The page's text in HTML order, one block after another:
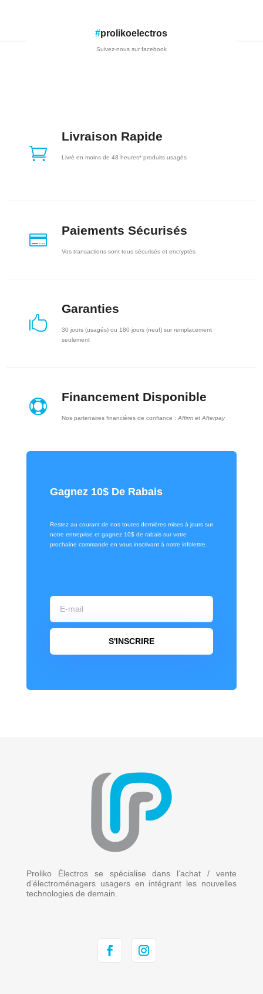
#prolikoelectros
Suivez-nous sur facebook

Livraison Rapide
Livré en moins de 48 heures* produits usagés

Paiements Sécurisés
Vos transactions sont tous sécurisés et encryptés

Garanties
30 jours (usagés) ou 180 jours (neuf) sur remplacement
seulement

Financement Disponible
Nos partenaires financières de confiance : AffirmetAfterpay
Gagnez 10$ De Rabais
Restez au courant de nos toutes dernières mises à jours sur
notre entreprise et gagnez 10$ de rabais sur votre
prochaine commande en vous inscrivant à notre infolettre.
S'INSCRIRE
Proliko Électros se spécialise dans l’achat / vente
d’électroménagers usagers en intégrant les nouvelles
technologies de demain.